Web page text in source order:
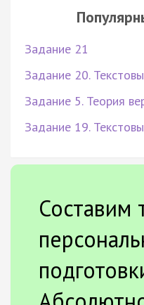
Задание 21
Задание 20.
Задание 5. Теория
Задание 19.
Составим